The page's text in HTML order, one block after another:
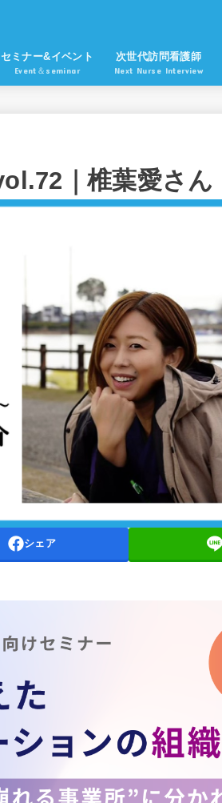
セミナー&イベント
Event＆seminar
次世代訪問看護師
Next Nurse Interview
｜椎葉愛さん
シェア